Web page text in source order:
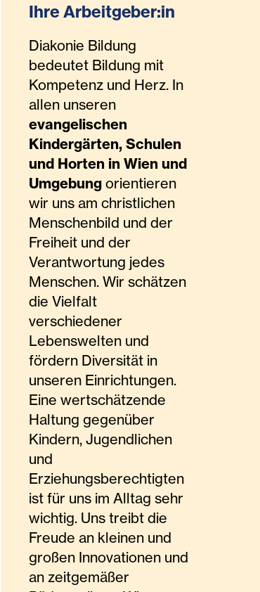
Ihre Arbeitgeber:in
Diakonie Bildung
bedeutet Bildung mit
Kompetenz und Herz. In
allen unseren
evangelischen
Kindergärten, Schulen
und Horten in Wien und
Umgebung orientieren
wir uns am christlichen
Menschenbild und der
Freiheit und der
Verantwortung jedes
Menschen. Wir schätzen
die Vielfalt
verschiedener
Lebenswelten und
fördern Diversität in
unseren Einrichtungen.
Eine wertschätzende
Haltung gegenüber
Kindern, Jugendlichen
und
Erziehungsberechtigten
ist für uns im Alltag sehr
wichtig. Uns treibt die
Freude an kleinen und
großen Innovationen und
an zeitgemäßer